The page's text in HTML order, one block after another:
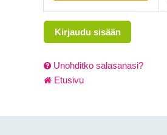
Kirjaudu sisään
Unohditko salasanasi?
Etusivu